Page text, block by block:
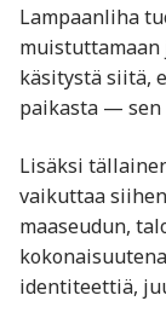
Lampaanliha
käsitystä siitä,
paikasta — sen
Lisäksi
vaikuttaa
maaseudun,
identiteettiä,